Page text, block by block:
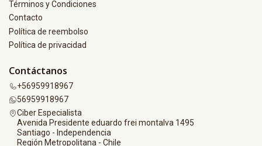
Términos y Condiciones
Contacto
Política de reembolso
Política de privacidad
Contáctanos
+56959918967
56959918967
Ciber Especialista
Avenida Presidente eduardo frei montalva 1495
Santiago - Independencia
Región Metropolitana - Chile